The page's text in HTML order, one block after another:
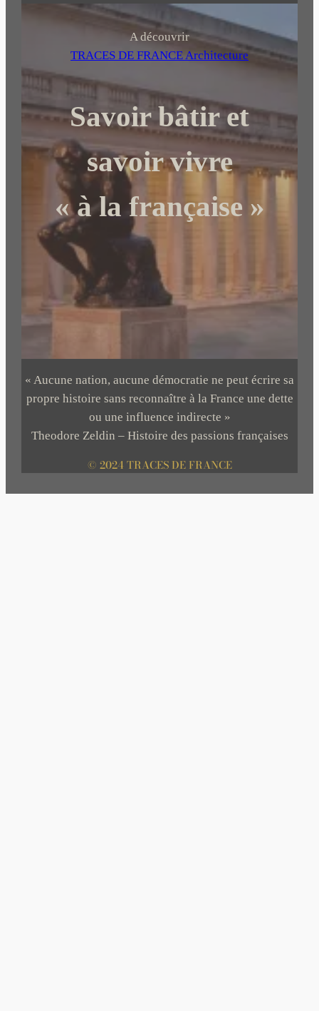
r
c
h
r
A découvrir
TRACES DE FRANCE Architecture
Savoir bâtir et
savoir vivre
« à la française »
« Aucune nation, aucune démocratie ne peut écrire sa
propre histoire sans reconnaître à la France une dette
ou une influence indirecte »
Theodore Zeldin – Histoire des passions françaises
© 2024 TRACES DE FRANCE